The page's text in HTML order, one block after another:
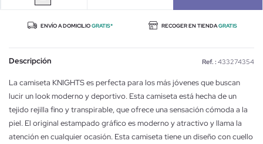
ENVÍO A DOMICILIOGRATIS* RECOGER EN TIENDAGRATIS
Descripción Ref. : 433274354
La camiseta KNIGHTS es perfecta para los más jóvenes que buscan
lucir un look moderno y deportivo. Esta camiseta está hecha de un
tejido rejilla fino y transpirable, que ofrece una sensación cómoda a la
piel. El original estampado gráfico es moderno y atractivo y llama la
atención en cualquier ocasión. Esta camiseta tiene un diseño con cuello